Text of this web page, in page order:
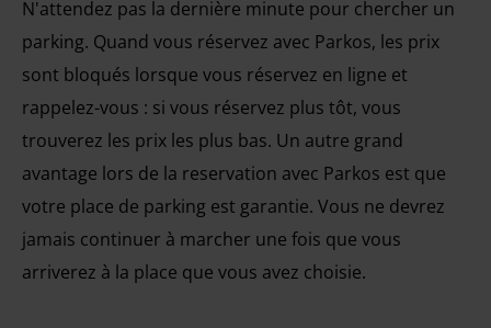
N'attendez pas la dernière minute pour chercher un
parking. Quand vous réservez avec Parkos, les prix
sont bloqués lorsque vous réservez en ligne et
rappelez-vous : si vous réservez plus tôt, vous
trouverez les prix les plus bas. Un autre grand
avantage lors de la reservation avec Parkos est que
votre place de parking est garantie. Vous ne devrez
jamais continuer à marcher une fois que vous
arriverez à la place que vous avez choisie.